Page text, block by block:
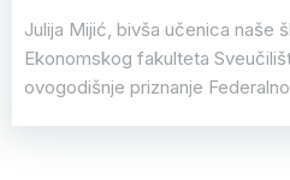
Julija Mijić, bivša učenica naše
Ekonomskog fakulteta
ovogodišnje priznanje